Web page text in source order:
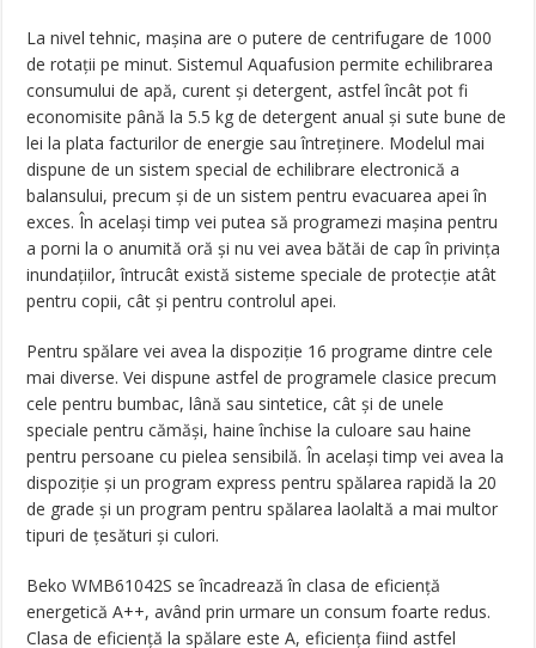
La nivel tehnic, maşina are o putere de centrifugare de 1000
de rotații pe minut. Sistemul Aquafusion permite echilibrarea
consumului de apă, curent şi detergent, astfel încât pot fi
economisite până la 5.5 kg de detergent anual şi sute bune de
lei la plata facturilor de energie sau întreținere. Modelul mai
dispune de un sistem special de echilibrare electronică a
balansului, precum şi de un sistem pentru evacuarea apei în
exces. În acelaşi timp vei putea să programezi maşina pentru
a porni la o anumită oră şi nu vei avea bătăi de cap în privința
inundațiilor, întrucât există sisteme speciale de protecție atât
pentru copii, cât şi pentru controlul apei.
Pentru spălare vei avea la dispoziție 16 programe dintre cele
mai diverse. Vei dispune astfel de programele clasice precum
cele pentru bumbac, lână sau sintetice, cât şi de unele
speciale pentru cămăşi, haine închise la culoare sau haine
pentru persoane cu pielea sensibilă. În acelaşi timp vei avea la
dispoziție şi un program express pentru spălarea rapidă la 20
de grade şi un program pentru spălarea laolaltă a mai multor
tipuri de țesături şi culori.
Beko WMB61042S se încadrează în clasa de eficiență
energetică A++, având prin urmare un consum foarte redus.
Clasa de eficiență la spălare este A, eficiența fiind astfel